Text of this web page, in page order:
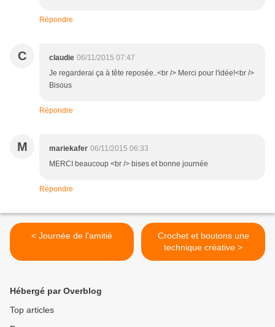
Répondre
C claudie 06/11/2015 07:47
Je regarderai ça à tête reposée..<br /> Merci pour l'idée!<br />
Bisous
Répondre
M mariekafer 06/11/2015 06:33
MERCI beaucoup <br /> bises et bonne journée
Répondre
< Journée de l'amitié
Crochet et boutons une
technique créative >
Hébergé par Overblog
Top articles